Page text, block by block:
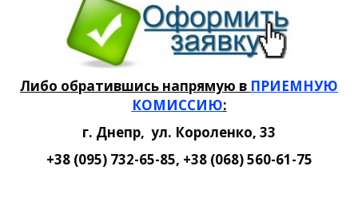
Либо обратившись напрямую в ПРИЕМНУЮ
КОМИССИЮ:
г. Днепр, ул. Короленко, 33
+38 (095) 732-65-85, +38 (068) 560-61-75